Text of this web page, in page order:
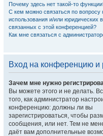
Почему здесь нет такой-то
С кем можно связаться по вопросу
использования и/или юридических
связанных с этой конференцией?
Как мне связаться с
Вход на конференцию и
Зачем мне нужно
Вы можете этого и не делать.
того, как администратор
конференцию: должны ли вы
зарегистрироваться, чтобы
сообщения, или нет. Тем не
даёт вам дополнительные